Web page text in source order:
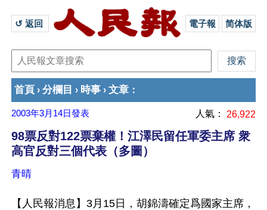
↺ 返回 電子報 简体版
首頁 › 分欄目 › 時事 › 文章 ：
2003年3月14日發表 人氣： 26,922
98票反對122票棄權！江澤民留任軍委主席 衆
高官反對三個代表（多圖）
青晴
【人民報消息】3月15日，胡錦濤確定爲國家主席，